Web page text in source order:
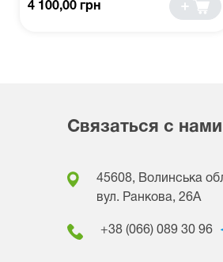
4 100,00 грн
Связаться с нами
45608, Волинська
вул. Ранкова, 26A
+38 (066) 089 30 96